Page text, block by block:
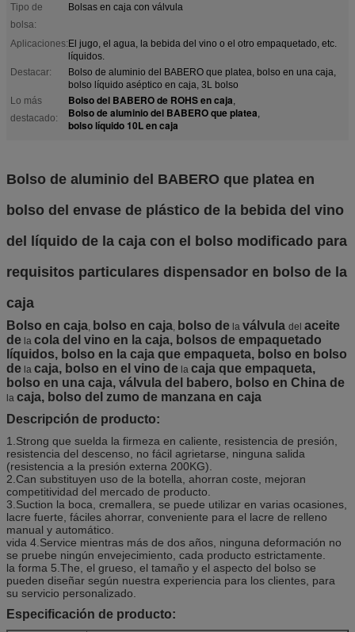
Tipo de
bolsa:
Bolsas en caja con válvula
Aplicaciones:El jugo, el agua, la bebida del vino o el otro empaquetado, etc.
líquidos.
Destacar:
Bolso de aluminio del BABERO que platea, bolso en una caja,
bolso líquido aséptico en caja, 3L bolso
Lo más
destacado:
Bolso del BABERO de ROHS en caja,
Bolso de aluminio del BABERO que platea,
bolso líquido 10L en caja
Bolso de aluminio del BABERO que platea en
bolso del envase de plástico de la bebida del vino
del líquido de la caja con el bolso modificado para
requisitos particulares dispensador en bolso de la
caja
Bolso en caja, bolso en caja, bolso de la válvula del aceite
de la cola del vino en la caja, bolsos de empaquetado
líquidos, bolso en la caja que empaqueta, bolso en bolso
de la caja, bolso en el vino de la caja que empaqueta,
bolso en una caja, válvula del babero, bolso en China de
la caja, bolso del zumo de manzana en caja
Descripción de producto:
1.Strong que suelda la firmeza en caliente, resistencia de presión,
resistencia del descenso, no fácil agrietarse, ninguna salida
(resistencia a la presión externa 200KG).
2.Can substituyen uso de la botella, ahorran coste, mejoran
competitividad del mercado de producto.
3.Suction la boca, cremallera, se puede utilizar en varias ocasiones,
lacre fuerte, fáciles ahorrar, conveniente para el lacre de relleno
manual y automático.
vida 4.Service mientras más de dos años, ninguna deformación no
se pruebe ningún envejecimiento, cada producto estrictamente.
la forma 5.The, el grueso, el tamaño y el aspecto del bolso se
pueden diseñar según nuestra experiencia para los clientes, para
su servicio personalizado.
Especificación de producto: